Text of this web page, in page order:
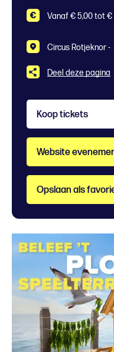
Vanaf € 5,00 tot €
Circus Rotjeknor -
Deel deze pagina
Koop tickets
Website
Opslaan als